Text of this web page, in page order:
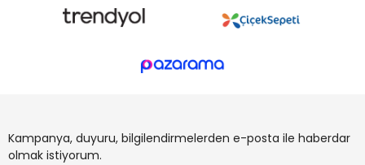
Kampanya, duyuru, bilgilendirmelerden e-posta ile haberdar
olmak istiyorum.